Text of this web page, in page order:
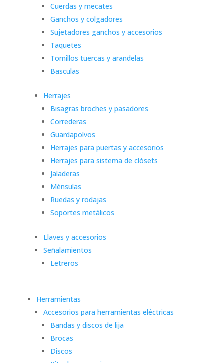
Cuerdas y mecates
Ganchos y colgadores
Sujetadores ganchos y accesorios
Taquetes
Tornillos tuercas y arandelas
Basculas
Herrajes
Bisagras broches y pasadores
Correderas
Guardapolvos
Herrajes para puertas y accesorios
Herrajes para sistema de clósets
Jaladeras
Ménsulas
Ruedas y rodajas
Soportes metálicos
Llaves y accesorios
Señalamientos
Letreros
Herramientas
Accesorios para herramientas eléctricas
Bandas y discos de lija
Brocas
Discos